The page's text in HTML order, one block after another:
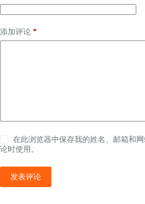
添加评论 *
在此浏览器中保存我的姓名、邮箱和
论时使用。
发表评论